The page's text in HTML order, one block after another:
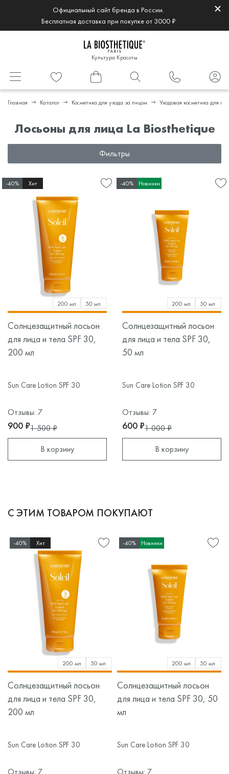
Официальный сайт бренда в России.
Бесплатная доставка при покупке от 3000 ₽
Культура Красоты
Главная Каталог Косметика для ухода за лицом Уходовая косметика для
Лосьоны для лица La Biosthetique
Фильтры
-40% Хит
200 мл 50 мл
Солнцезащитный лосьон
для лица и тела SPF 30,
200 мл
Sun Care Lotion SPF 30
Отзывы: 7
900 ₽1 500 ₽
В корзину
-40% Новинки
200 мл 50 мл
Солнцезащитный лосьон
для лица и тела SPF 30,
50 мл
Sun Care Lotion SPF 30
Отзывы: 7
600 ₽1 000 ₽
В корзину
С ЭТИМ ТОВАРОМ ПОКУПАЮТ
-40% Хит
200 мл 50 мл
Солнцезащитный лосьон
для лица и тела SPF 30,
200 мл
Sun Care Lotion SPF 30
Отзывы: 7
-40% Новинки
200 мл 50 мл
Солнцезащитный лосьон
для лица и тела SPF 30, 50
мл
Sun Care Lotion SPF 30
Отзывы: 7